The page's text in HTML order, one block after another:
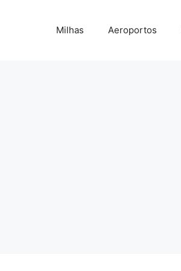
Milhas Aeroportos